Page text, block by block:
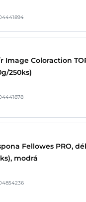
Image Coloraction
250ks)
Fellowes PRO,
modrá